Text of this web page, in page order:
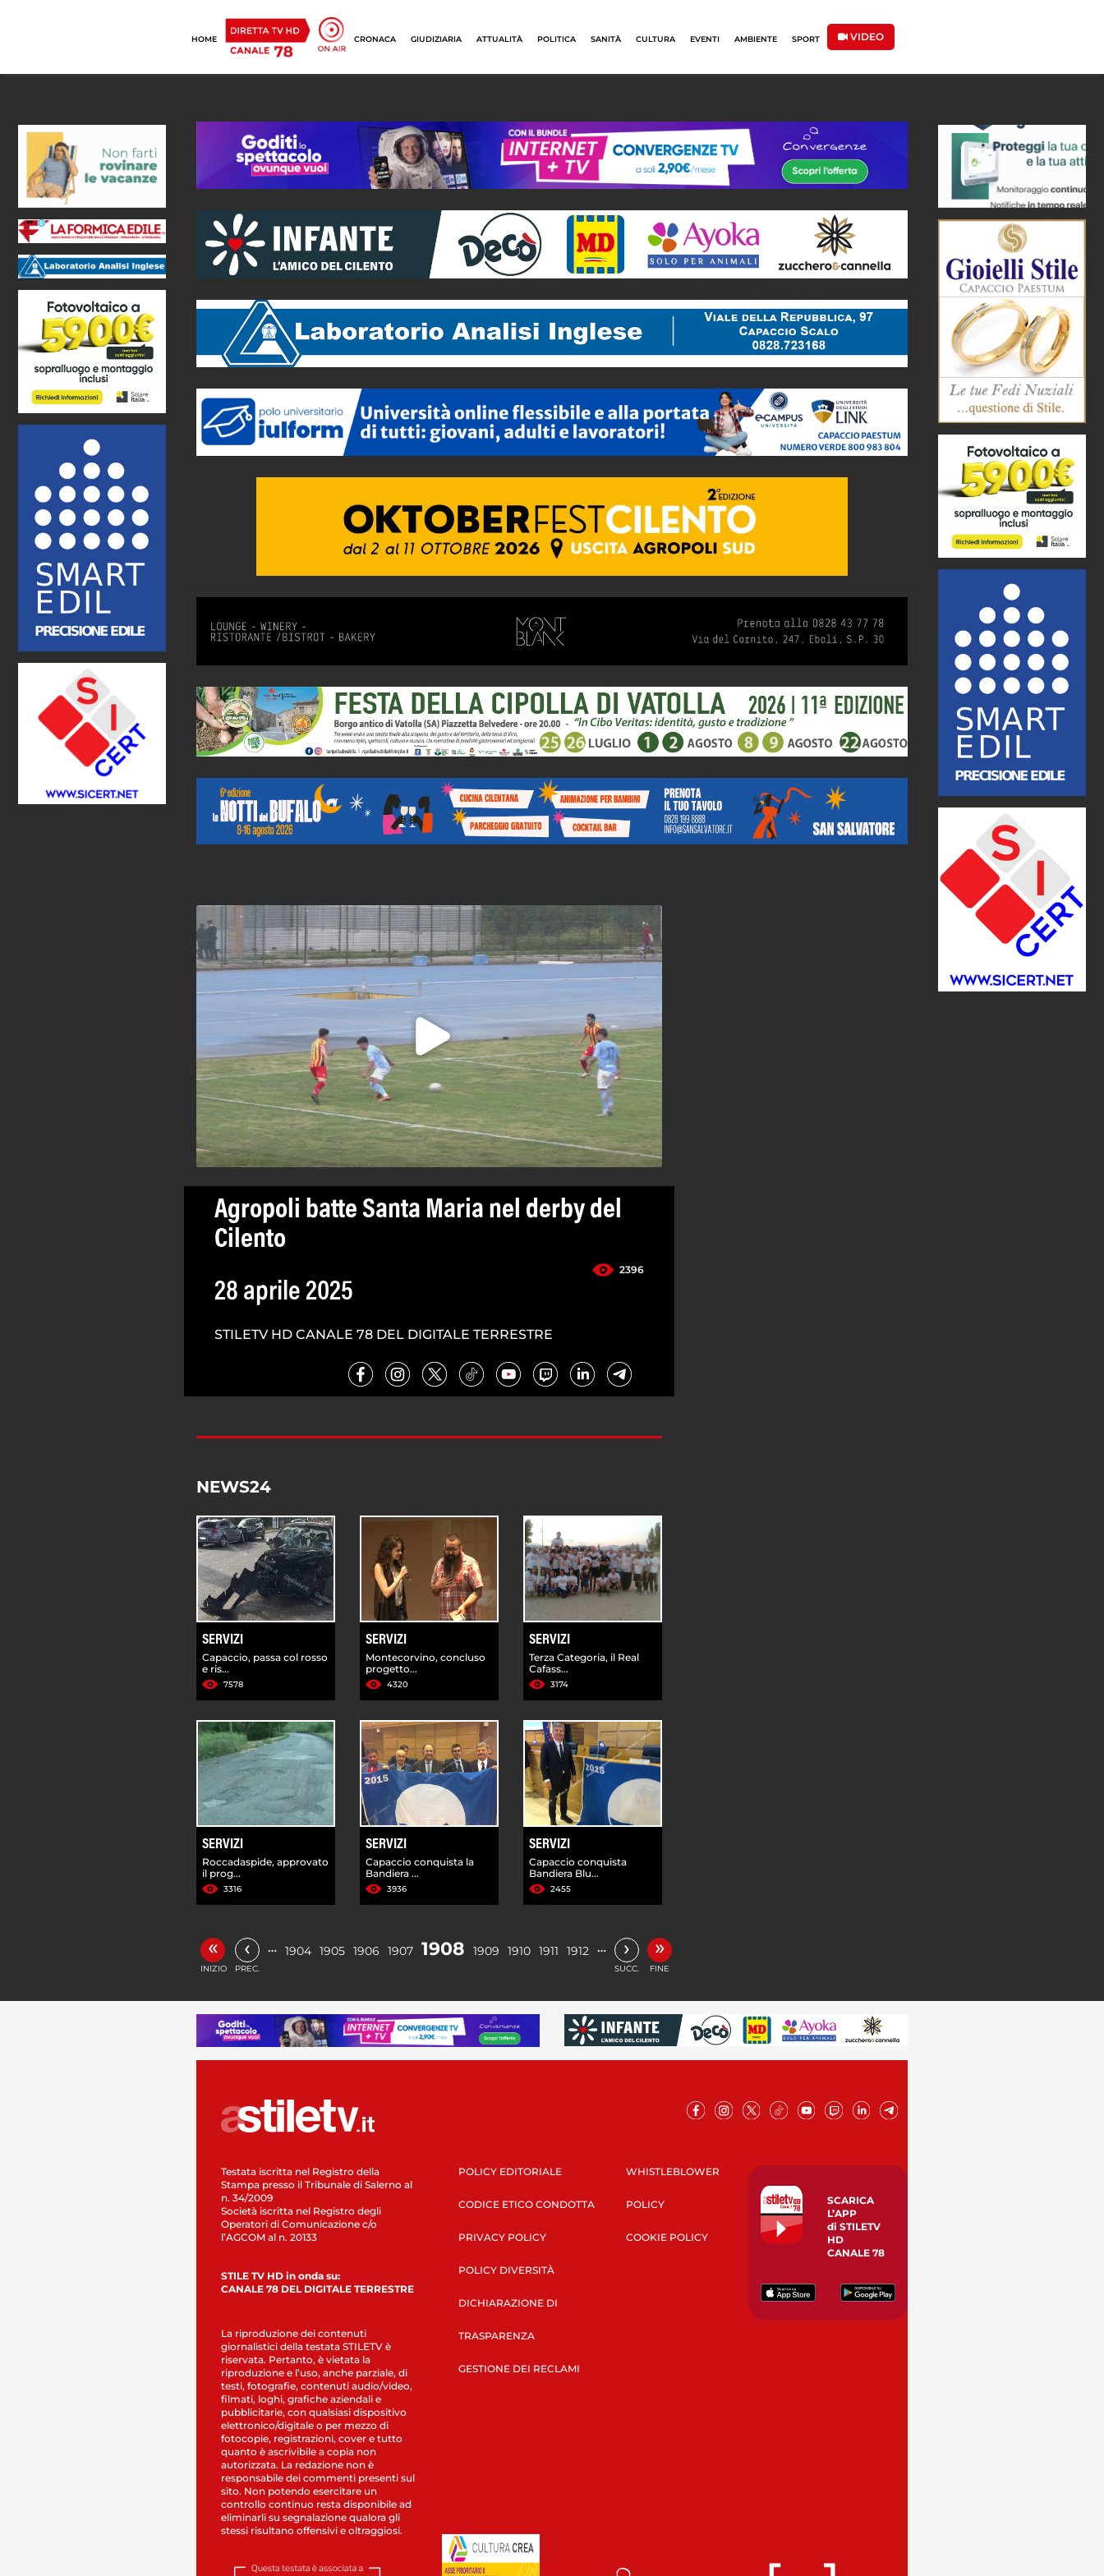
HOME CRONACA GIUDIZIARIA ATTUALITÀ POLITICA SANITÀ CULTURA EVENTI AMBIENTE SPORT VIDEO
Agropoli batte Santa Maria nel derby del
Cilento
2396
28 aprile 2025
STILETV HD CANALE 78 DEL DIGITALE TERRESTRE
NEWS24
SERVIZI
Capaccio, passa col rosso
e ris...
7578
SERVIZI
Montecorvino, concluso
progetto...
4320
SERVIZI
Terza Categoria, il Real
Cafass...
3174
SERVIZI
Roccadaspide, approvato
il prog...
3316
SERVIZI
Capaccio conquista la
Bandiera ...
3936
SERVIZI
Capaccio conquista
Bandiera Blu...
2455
«
INIZIO
‹
PREC.
… 1904 1905 1906 1907 1908 1909 1910 1911 1912 … ›
SUCC.
»
FINE
Testata iscritta nel Registro della
Stampa presso il Tribunale di Salerno al
n. 34/2009
Società iscritta nel Registro degli
Operatori di Comunicazione c/o
l’AGCOM al n. 20133
STILE TV HD in onda su:
CANALE 78 DEL DIGITALE TERRESTRE
La riproduzione dei contenuti
giornalistici della testata STILETV è
riservata. Pertanto, è vietata la
riproduzione e l’uso, anche parziale, di
testi, fotografie, contenuti audio/video,
filmati, loghi, grafiche aziendali e
pubblicitarie, con qualsiasi dispositivo
elettronico/digitale o per mezzo di
fotocopie, registrazioni, cover e tutto
quanto è ascrivibile a copia non
autorizzata. La redazione non è
responsabile dei commenti presenti sul
sito. Non potendo esercitare un
controllo continuo resta disponibile ad
eliminarli su segnalazione qualora gli
stessi risultano offensivi e oltraggiosi.
POLICY EDITORIALE
CODICE ETICO CONDOTTA
PRIVACY POLICY
POLICY DIVERSITÀ
DICHIARAZIONE DI
TRASPARENZA
GESTIONE DEI RECLAMI
WHISTLEBLOWER
POLICY
COOKIE POLICY
SCARICA
L’APP
di STILETV
HD
CANALE 78